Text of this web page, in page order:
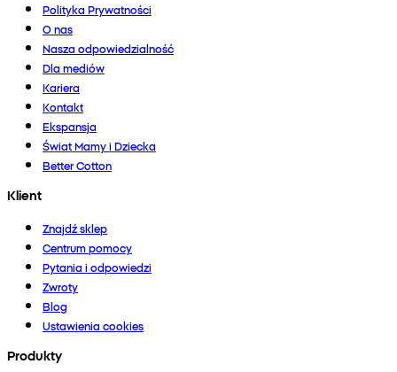
Polityka Prywatności
O nas
Nasza odpowiedzialność
Dla mediów
Kariera
Kontakt
Ekspansja
Świat Mamy i Dziecka
Better Cotton
Klient
Znajdź sklep
Centrum pomocy
Pytania i odpowiedzi
Zwroty
Blog
Ustawienia cookies
Produkty